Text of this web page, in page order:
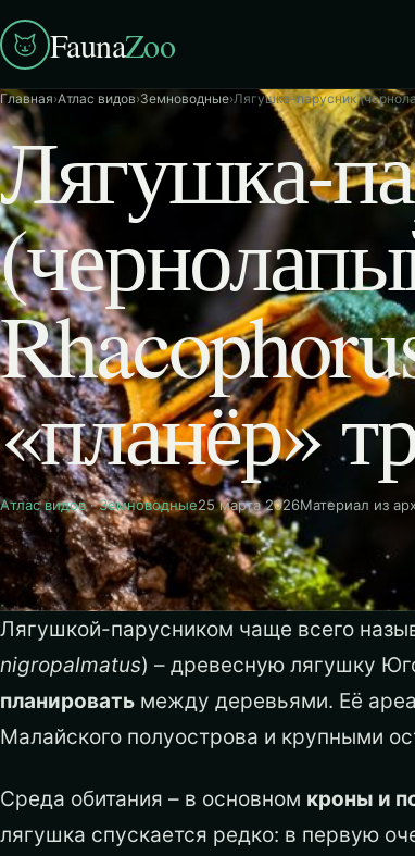
FaunaZoo
Главная›Атлас видов›Земноводные›Лягушка-парусник
Лягушка-
«планёр»
Атлас видов·Земноводные25 марта 2026Материал из
Лягушкой-парусником чаще всего
nigropalmatus) – древесную лягушку
планировать между деревьями. Её
Малайского полуострова и крупными
Среда обитания – в основном кроны и
лягушка спускается редко: в первую